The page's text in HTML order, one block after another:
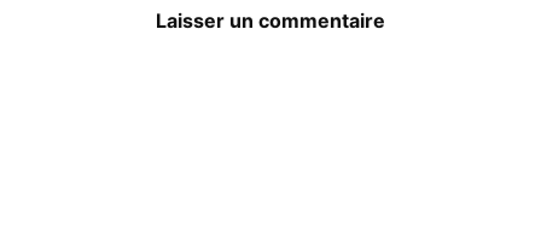
Laisser un commentaire